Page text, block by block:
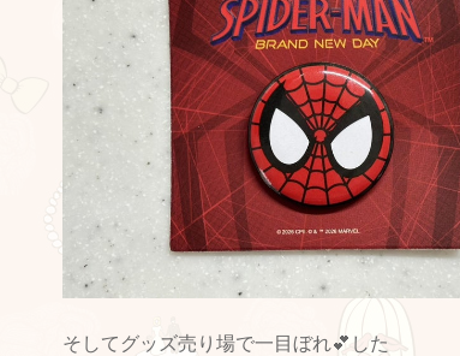
そしてグッズ売り場で一目ぼれ💕した